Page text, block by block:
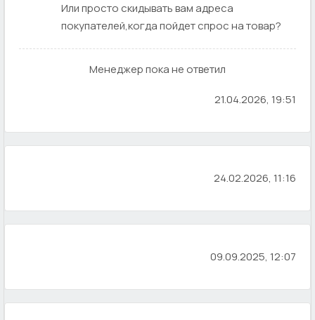
Или просто скидывать вам адреса
покупателей,когда пойдет спрос на товар?
Менеджер пока не ответил
21.04.2026, 19:51
24.02.2026, 11:16
09.09.2025, 12:07